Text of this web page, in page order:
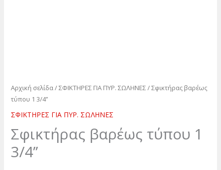
Αρχική σελίδα/ΣΦΙΚΤΗΡΕΣ ΓΙΑ ΠΥΡ. ΣΩΛΗΝΕΣ/ Σφικτήρας βαρέως
τύπου 1 3/4’’
ΣΦΙΚΤΗΡΕΣ ΓΙΑ ΠΥΡ. ΣΩΛΗΝΕΣ
Σφικτήρας βαρέως τύπου 1
3/4’’